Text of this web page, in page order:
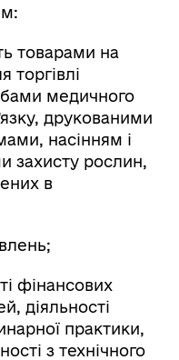
товарами на
торгівлі
медичного
друкованими
насінням і
захисту рослин,
в
фінансових
діяльності
практики,
з технічного